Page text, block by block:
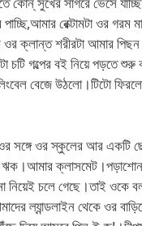
রেক্টামটা ওর
ওর ক্লান্ত শরীরটা আমার
গল্পের বই নিয়ে পড়তে শুরু
বেজে উঠলো।টিটো
সঙ্গে ওর স্কুলের আর একটি
ঋক।আমার
নিয়েই চলে গেছে।তাই ওকে
ল্যান্ডলাইন থেকে ওর